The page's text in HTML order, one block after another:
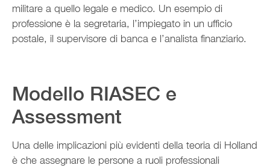
militare a quello legale e medico. Un esempio di
professione è la segretaria, l’impiegato in un ufficio
postale, il supervisore di banca e l’analista finanziario.
Modello RIASEC e
Assessment
Una delle implicazioni più evidenti della teoria di Holland
è che assegnare le persone a ruoli professionali